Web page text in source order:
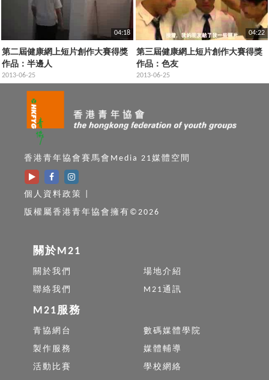
04:18
第二屆健康網上短片創作大賽得獎
作品：半邊人
2013-06-25
04:22
第三屆健康網上短片創作大賽得獎
作品：色友
2013-06-25
香港青年協會賽馬會Media 21媒體空間
個人資料政策
版權屬香港青年協會擁有©2026
關於M21
關於我們
場地介紹
聯絡我們
M21通訊
M21服務
青協網台
數碼媒體學院
製作服務
媒體輔導
活動比賽
學校網絡